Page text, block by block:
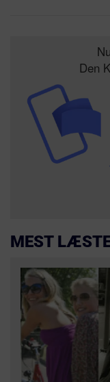
Den
MEST